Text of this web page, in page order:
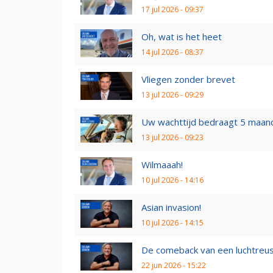
17 jul 2026 - 09:37
Oh, wat is het heet
14 jul 2026 - 08:37
Vliegen zonder brevet
13 jul 2026 - 09:29
Uw wachttijd bedraagt 5
13 jul 2026 - 09:23
Wilmaaah!
10 jul 2026 - 14:16
Asian invasion!
10 jul 2026 - 14:15
De comeback van een luchtreus
22 jun 2026 - 15:22